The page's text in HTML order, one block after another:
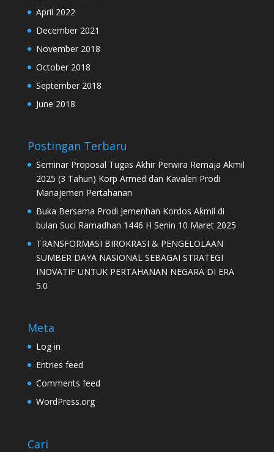
April 2022
December 2021
November 2018
October 2018
September 2018
June 2018
Postingan Terbaru
Seminar Proposal Tugas Akhir Perwira Remaja Akmil
2025 (3 Tahun) Korp Armed dan Kavaleri Prodi
Manajemen Pertahanan
Buka Bersama Prodi Jemenhan Kordos Akmil di
bulan Suci Ramadhan 1446 H Senin 10 Maret 2025
TRANSFORMASI BIROKRASI & PENGELOLAAN
SUMBER DAYA NASIONAL SEBAGAI STRATEGI
INOVATIF UNTUK PERTAHANAN NEGARA DI ERA
5.0
Meta
Log in
Entries feed
Comments feed
WordPress.org
Cari